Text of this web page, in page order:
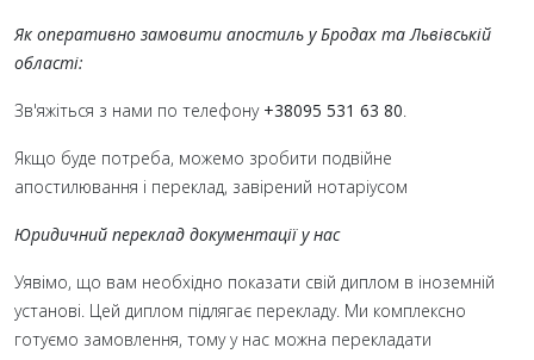
Як оперативно замовити апостиль у Бродах та Львівській
області:
Зв'яжіться з нами по телефону +38095 531 63 80.
Якщо буде потреба, можемо зробити подвійне
апостилювання і переклад, завірений нотаріусом
Юридичний переклад документації у нас
Уявімо, що вам необхідно показати свій диплом в іноземній
установі. Цей диплом підлягає перекладу. Ми комплексно
готуємо замовлення, тому у нас можна перекладати